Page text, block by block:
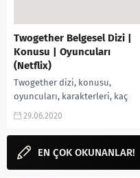
Twogether Belgesel Dizi |
Konusu | Oyuncuları
(Netflix)
Twogether dizi, konusu,
oyuncuları, karakterleri, kaç
bölüm, kaç sezon, Kore dizileri,
fragmanı, izle, gibi
yorum güncel'den...
29.06.2020
EN ÇOK OKUNANLAR!